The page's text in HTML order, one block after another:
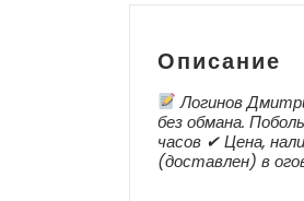
Описание
Логинов
без обмана.
часов ✔ Цена,
(доставлен) в